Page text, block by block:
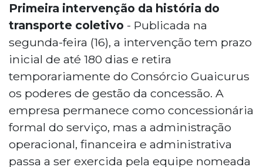
Primeira intervenção da história do
transporte coletivo - Publicada na
segunda-feira (16), a intervenção tem prazo
inicial de até 180 dias e retira
temporariamente do Consórcio Guaicurus
os poderes de gestão da concessão. A
empresa permanece como concessionária
formal do serviço, mas a administração
operacional, financeira e administrativa
passa a ser exercida pela equipe nomeada